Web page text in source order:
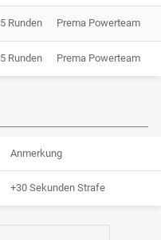
5 Runden Prema Powerteam
5 Runden Prema Powerteam
Anmerkung
+30 Sekunden Strafe